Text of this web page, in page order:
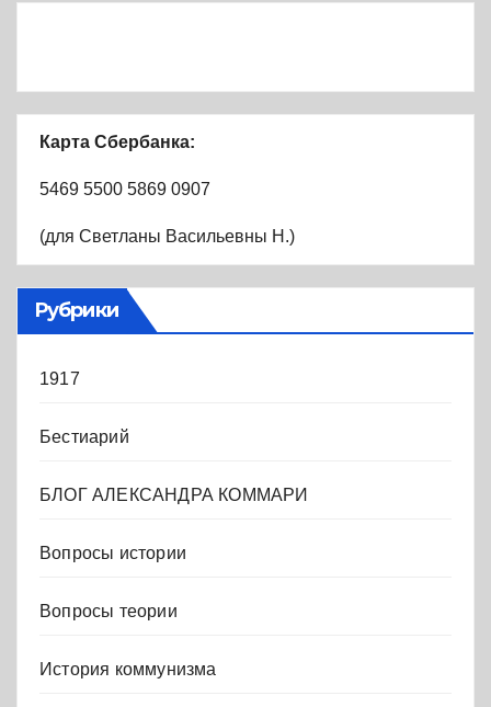
Карта Сбербанка:
5469 5500 5869 0907
(для Светланы Васильевны Н.)
Рубрики
1917
Бестиарий
БЛОГ АЛЕКСАНДРА КОММАРИ
Вопросы истории
Вопросы теории
История коммунизма